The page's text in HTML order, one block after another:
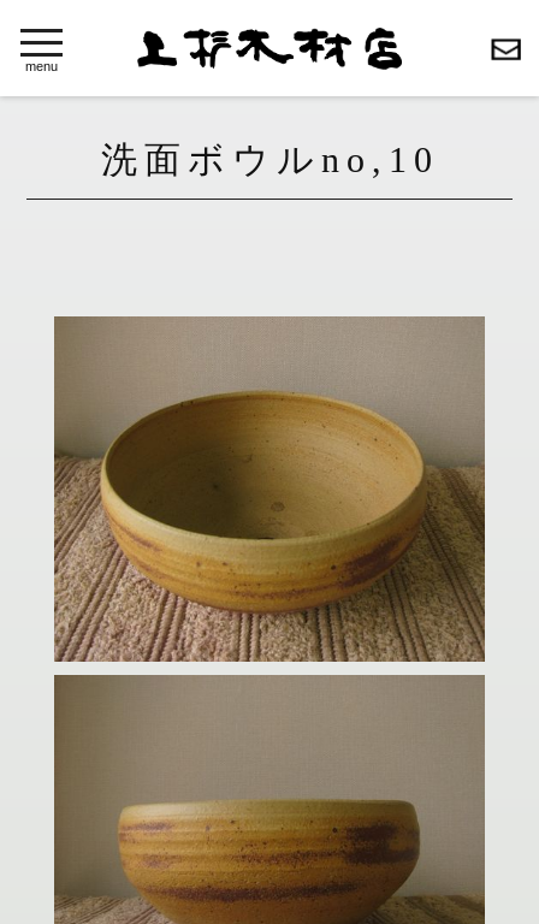
toggle
navigation
menu
洗面ボウルno,10